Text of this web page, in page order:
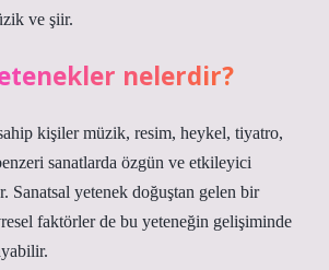
ve şiir.
nelerdir?
kişiler müzik, resim, heykel, tiyatro,
sanatlarda özgün ve etkileyici
Sanatsal yetenek doğuştan gelen bir
faktörler de bu yeteneğin gelişiminde